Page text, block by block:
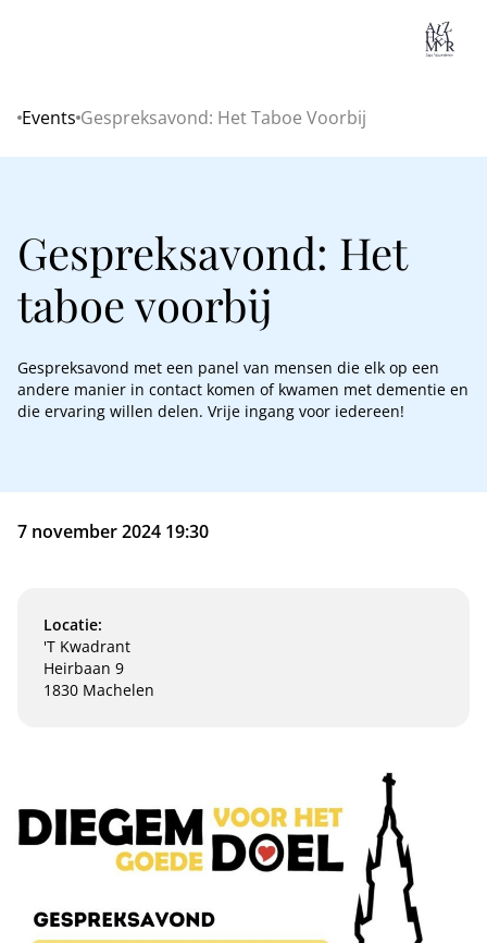
Home
Events Gespreksavond: Het Taboe Voorbij
Gespreksavond: Het
taboe voorbij
Gespreksavond met een panel van mensen die elk op een
andere manier in contact komen of kwamen met dementie en
die ervaring willen delen. Vrije ingang voor iedereen!
7 november 2024 19:30
Locatie:
'T Kwadrant
Heirbaan 9
1830 Machelen